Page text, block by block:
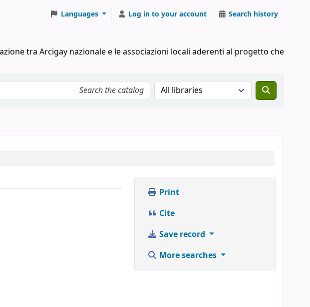
Languages Log in to your account Search history
tra Arcigay nazionale e le associazioni locali aderenti al progetto che
Search the catalog in:
Print
Cite
Save record
More searches